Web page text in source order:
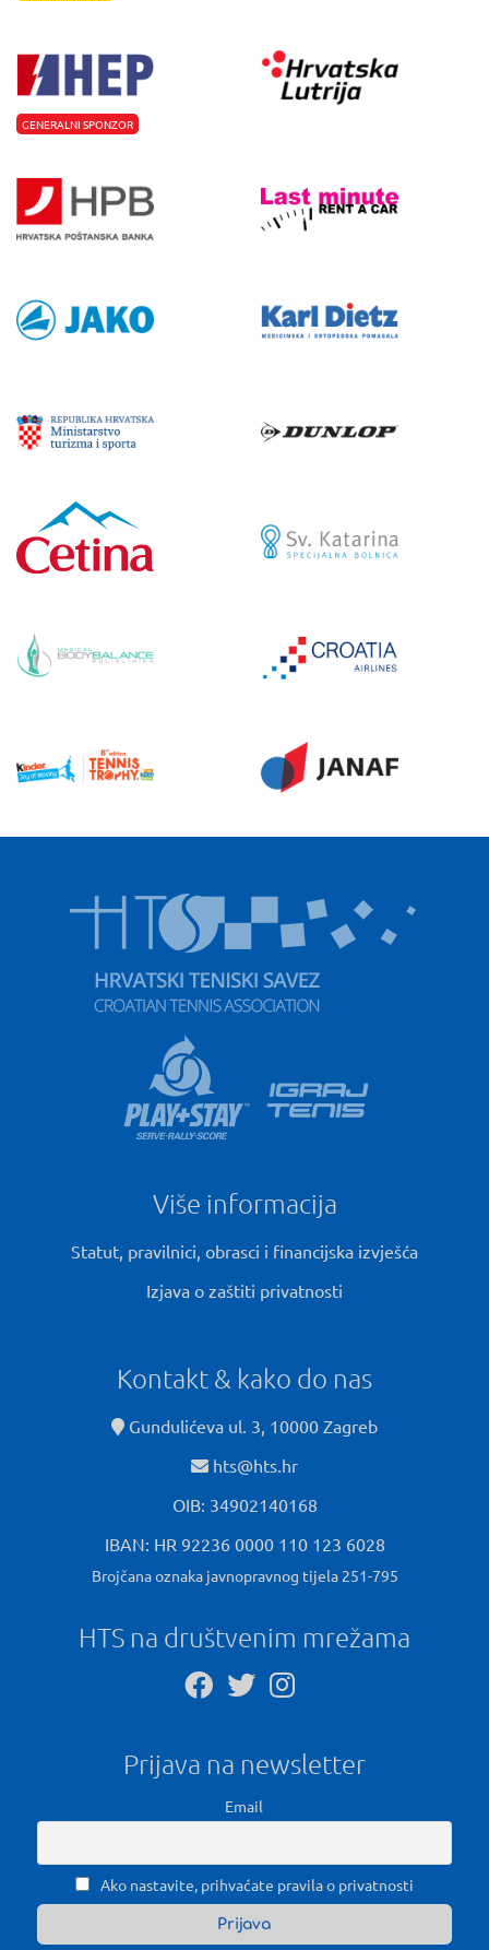
GENERALNI SPONZOR
Više informacija
Statut, pravilnici, obrasci i financijska izvješća
Izjava o zaštiti privatnosti
Kontakt & kako do nas
Gundulićeva ul. 3, 10000 Zagreb
hts@hts.hr
OIB: 34902140168
IBAN: HR 92236 0000 110 123 6028
Brojčana oznaka javnopravnog tijela 251-795
HTS na društvenim mrežama
Prijava na newsletter
Email
Ako nastavite, prihvaćate pravila o privatnosti